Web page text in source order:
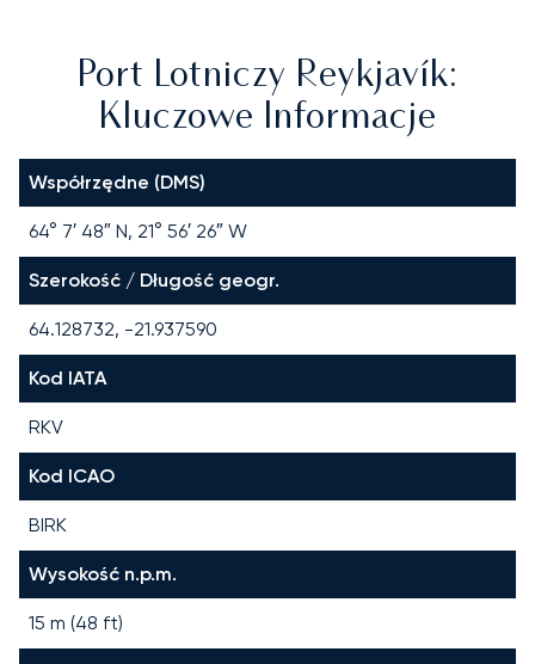
Port Lotniczy Reykjavík:
Kluczowe Informacje
Współrzędne (DMS)
64° 7′ 48″ N, 21° 56′ 26″ W
Szerokość / Długość geogr.
64.128732, -21.937590
Kod IATA
RKV
Kod ICAO
BIRK
Wysokość n.p.m.
15 m (48 ft)